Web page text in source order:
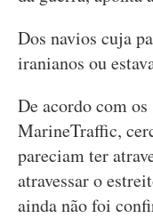
Dos navios cuja
iranianos ou
De acordo com
MarineTraffic,
pareciam ter
atravessar o
ainda não foi